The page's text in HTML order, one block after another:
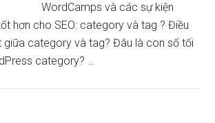
WordCamps và các sự kiện
hơn cho SEO: category và tag ? Điều
giữa category và tag? Đâu là con số tối
category? …